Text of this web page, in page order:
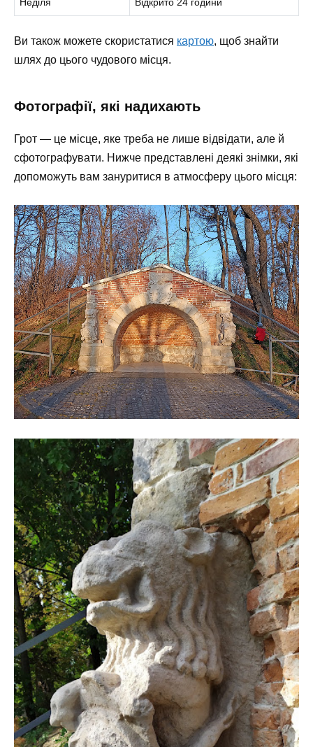
Ви також можете скористатися картою, щоб знайти
шлях до цього чудового місця.
Фотографії, які надихають
Грот — це місце, яке треба не лише відвідати, але й
сфотографувати. Нижче представлені деякі знімки, які
допоможуть вам зануритися в атмосферу цього місця: